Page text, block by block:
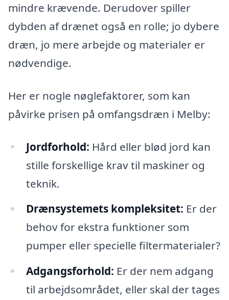
mindre krævende. Derudover spiller
dybden af drænet også en rolle; jo dybere
dræn, jo mere arbejde og materialer er
nødvendige.
Her er nogle nøglefaktorer, som kan
påvirke prisen på omfangsdræn i Melby:
Jordforhold: Hård eller blød jord kan
stille forskellige krav til maskiner og
teknik.
Drænsystemets kompleksitet: Er der
behov for ekstra funktioner som
pumper eller specielle filtermaterialer?
Adgangsforhold: Er der nem adgang
til arbejdsområdet, eller skal der tages